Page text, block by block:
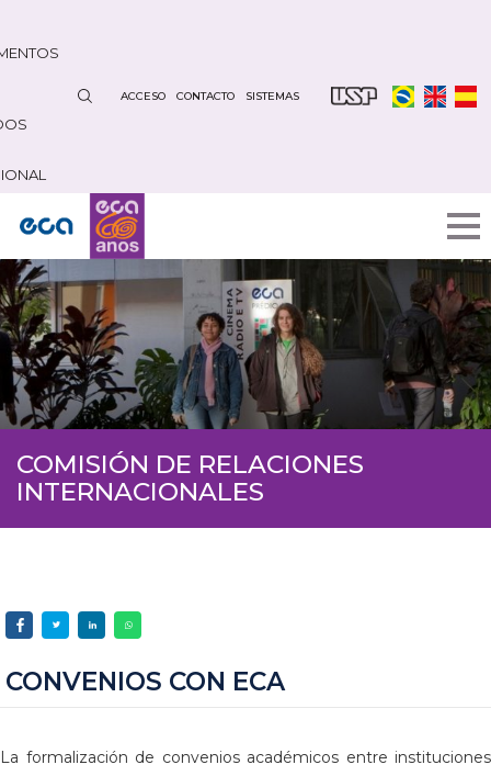
contenido
ACCESO CONTACTO SISTEMAS
COMISIÓN DE RELACIONES
INTERNACIONALES
CONVENIOS CON ECA
La formalización de convenios académicos entre instituciones